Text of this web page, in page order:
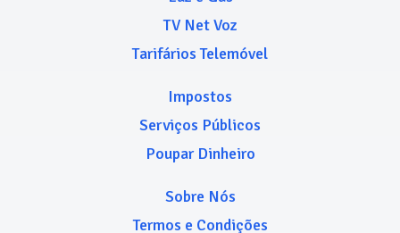
TV Net Voz
Tarifários Telemóvel
Impostos
Serviços Públicos
Poupar Dinheiro
Sobre Nós
Termos e Condições